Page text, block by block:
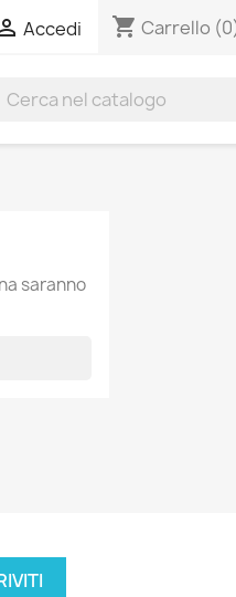
Accedi shopping_cart Carrello
saranno